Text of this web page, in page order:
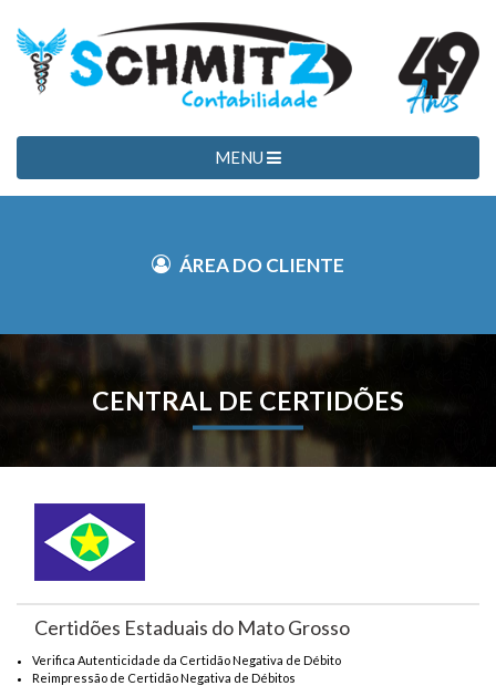
MENU
ÁREA DO CLIENTE
CENTRAL DE CERTIDÕES
Certidões Estaduais do Mato Grosso
Verifica Autenticidade da Certidão Negativa de Débito
Reimpressão de Certidão Negativa de Débitos